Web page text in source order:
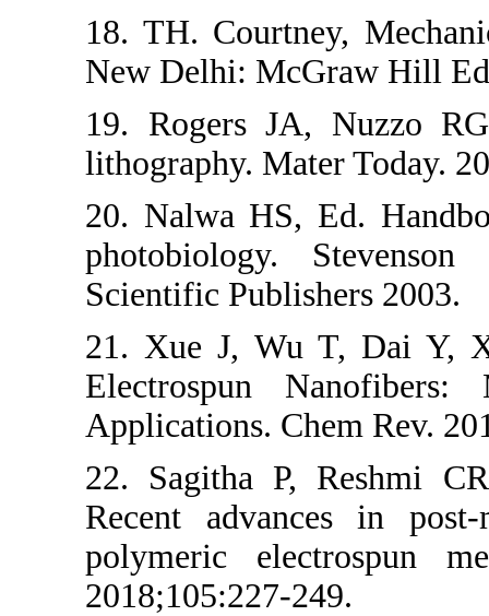
18. TH.
New Delhi:
19. Rogers
lithography.
20. Nalwa
Scientific
21. Xue J,
Electrospun
Applications.
22. Sagitha
Recent
polymeric
2018;105:227-